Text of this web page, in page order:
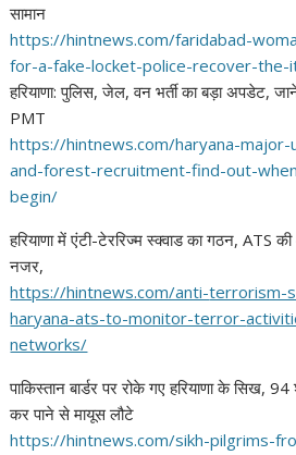
सामान
https://hintnews.com/faridabad-
for-a-fake-locket-police-recover-the-
हरियाणा: पुलिस, जेल, वन भर्ती का बड़ा अपडेट,
PMT
https://hintnews.com/haryana-major-
and-forest-recruitment-find-out-
begin/
हरियाणा में एंटी-टेररिज्म स्क्वाड का गठन, ATS
नजर,
https://hintnews.com/anti-terrorism-
haryana-ats-to-monitor-terror-
networks/
पाकिस्तान बार्डर पर रोके गए हरियाणा के सिख,
कर पाने से मायूस लौटे
https://hintnews.com/sikh-pilgrims-